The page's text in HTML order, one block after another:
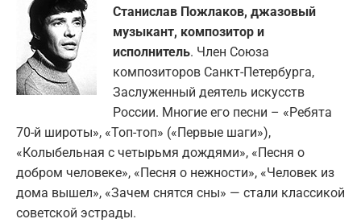
Станислав Пожлаков, джазовый
музыкант, композитор и
исполнитель. Член Союза
композиторов Санкт-Петербурга,
Заслуженный деятель искусств
России. Многие его песни – «Ребята
70-й широты», «Топ-топ» («Первые шаги»),
«Колыбельная с четырьмя дождями», «Песня о
добром человеке», «Песня о нежности», «Человек из
дома вышел», «Зачем снятся сны» — стали классикой
советской эстрады.